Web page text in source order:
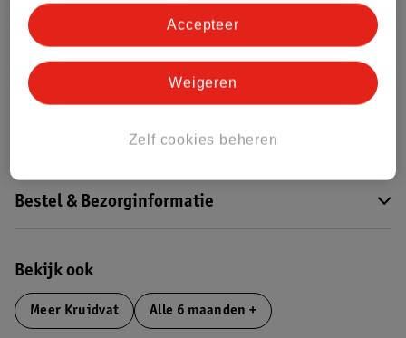
Etiketinformatie
Nature Impact Score
Dit product heeft (nog) geen Nature
Bestel & Bezorginformatie
Bekijk ook
Meer Kruidvat Alle 6 maanden +
Zelf cookies beheren
Weigeren
Accepteer